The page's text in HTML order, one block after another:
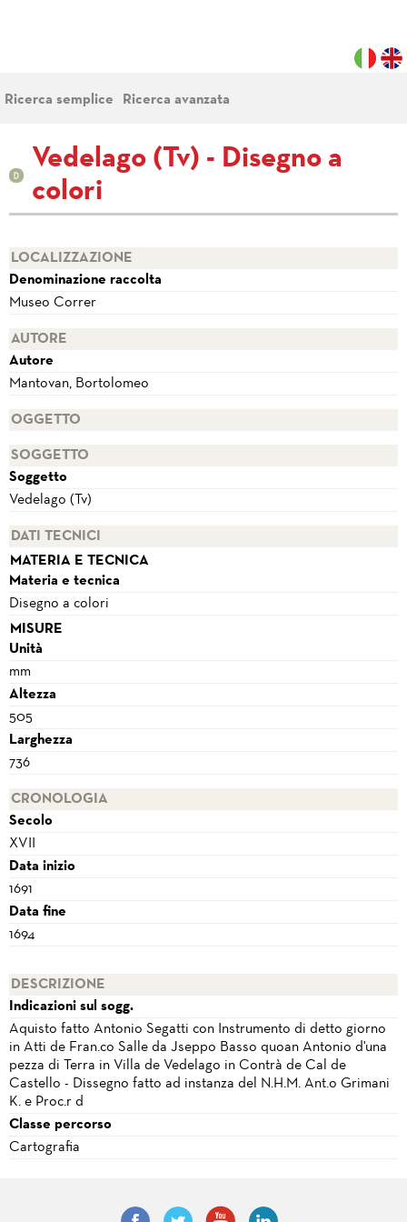
Ricerca semplice Ricerca avanzata
Vedelago (Tv) - Disegno a
colori
LOCALIZZAZIONE
Denominazione raccolta
Museo Correr
AUTORE
Autore
Mantovan, Bortolomeo
OGGETTO
SOGGETTO
Soggetto
Vedelago (Tv)
DATI TECNICI
MATERIA E TECNICA
Materia e tecnica
Disegno a colori
MISURE
Unità
mm
Altezza
505
Larghezza
736
CRONOLOGIA
Secolo
XVII
Data inizio
1691
Data fine
1694
DESCRIZIONE
Indicazioni sul sogg.
Aquisto fatto Antonio Segatti con Instrumento di detto giorno
in Atti de Fran.co Salle da Jseppo Basso quoan Antonio d'una
pezza di Terra in Villa de Vedelago in Contrà de Cal de
Castello - Dissegno fatto ad instanza del N.H.M. Ant.o Grimani
K. e Proc.r d
Classe percorso
Cartografia